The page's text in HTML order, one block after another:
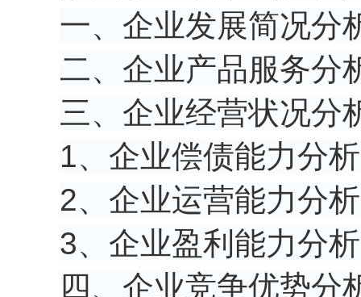
一、企业发展简况分
二、企业产品服务分
三、企业经营状况分
1、企业偿债能力分析
2、企业运营能力分析
3、企业盈利能力分析
四、企业竞争优势分